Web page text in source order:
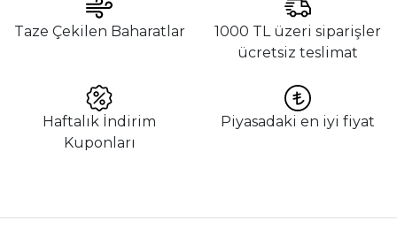
Taze Çekilen Baharatlar
1000 TL üzeri siparişler
ücretsiz teslimat
Haftalık İndirim
Kuponları
Piyasadaki en iyi fiyat